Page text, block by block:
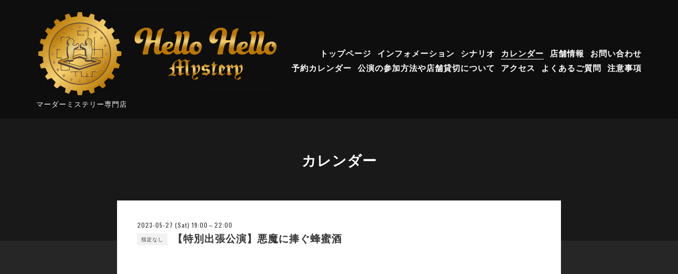
マーダーミステリー専門店
トップページ インフォメーション シナリオ カレンダー 店舗情報
お問い合わせ
予約カレンダー 公演の参加方法や店舗貸切について アクセス よくあるご質問 注意事項
カレンダー
2023-05-27 (Sat) 19:00～22:00
指定なし 【特別出張公演】悪魔に捧ぐ蜂蜜酒